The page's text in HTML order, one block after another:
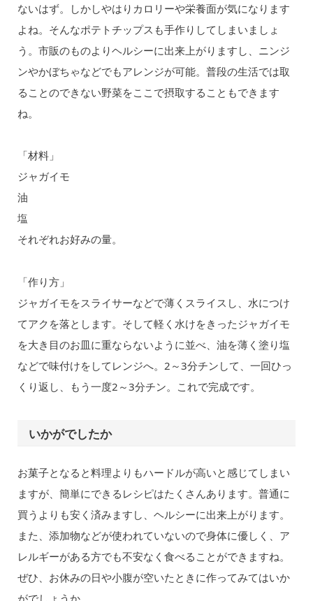
ないはず。しかしやはりカロリーや栄養面が気になります
よね。そんなポテトチップスも手作りしてしまいましょ
う。市販のものよりヘルシーに出来上がりますし、ニンジ
ンやかぼちゃなどでもアレンジが可能。普段の生活では取
ることのできない野菜をここで摂取することもできます
ね。
「材料」
ジャガイモ
油
塩
それぞれお好みの量。
「作り方」
ジャガイモをスライサーなどで薄くスライスし、水につけ
てアクを落とします。そして軽く水けをきったジャガイモ
を大き目のお皿に重ならないように並べ、油を薄く塗り塩
などで味付けをしてレンジへ。2～3分チンして、一回ひっ
くり返し、もう一度2～3分チン。これで完成です。
いかがでしたか
お菓子となると料理よりもハードルが高いと感じてしまい
ますが、簡単にできるレシピはたくさんあります。普通に
買うよりも安く済みますし、ヘルシーに出来上がります。
また、添加物などが使われていないので身体に優しく、ア
レルギーがある方でも不安なく食べることができますね。
ぜひ、お休みの日や小腹が空いたときに作ってみてはいか